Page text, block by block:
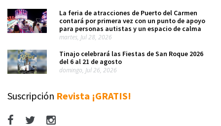
La feria de atracciones de Puerto del Carmen
contará por primera vez con un punto de apoyo
para personas autistas y un espacio de calma
martes, Jul 28, 2026
Tinajo celebrará las Fiestas de San Roque 2026
del 6 al 21 de agosto
domingo, Jul 26, 2026
Suscripción Revista ¡GRATIS!